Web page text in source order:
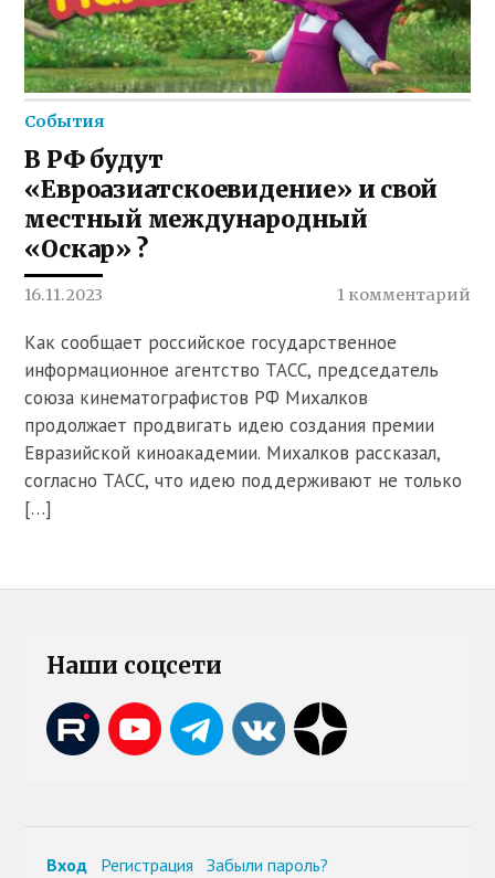
События
В РФ будут
«Евроазиатскоевидение» и свой
местный международный
«Оскар» ?
16.11.2023 1 комментарий
Как сообщает российское государственное
информационное агентство ТАСС, председатель
союза кинематографистов РФ Михалков
продолжает продвигать идею создания премии
Евразийской киноакадемии. Михалков рассказал,
согласно ТАСС, что идею поддерживают не только
[…]
Наши соцсети
Вход Регистрация
Забыли пароль?